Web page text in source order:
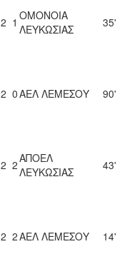
2 1 ΟΜΟΝΟΙΑ
ΛΕΥΚΩΣΙΑΣ
35'
2 0ΑΕΛ ΛΕΜΕΣΟΥ 90'
2 2ΑΠΟΕΛ
ΛΕΥΚΩΣΙΑΣ
43'
2 2ΑΕΛ ΛΕΜΕΣΟΥ 14'